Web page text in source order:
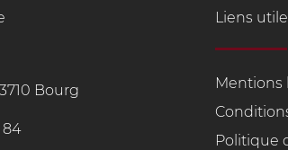
Bourg
84
Liens
Mentions
Politique